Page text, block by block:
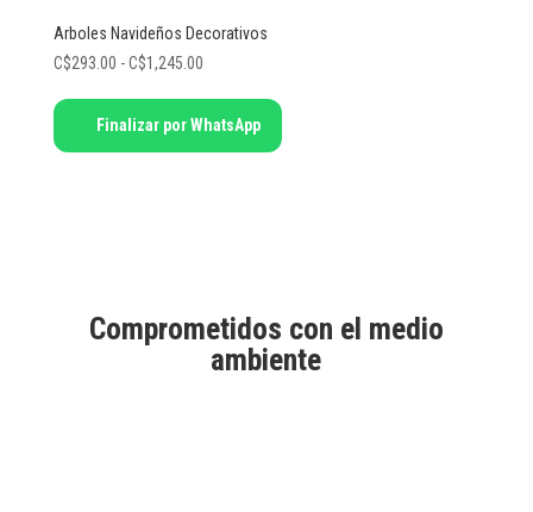
Arboles Navideños Decorativos
C$293.00 - C$1,245.00Rango
precios:
Este
producto
tiene
pueden
Finalizar por WhatsApp
Comprometidos con el medio
ambiente